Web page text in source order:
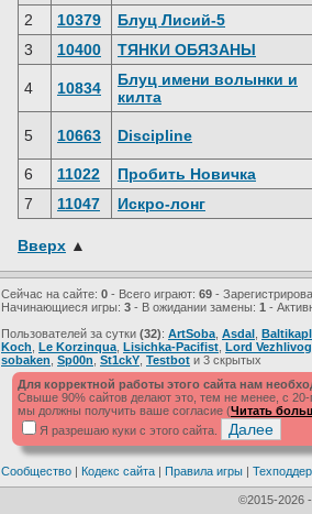
2
10379 Блуц Лисий-5
3
10400 ТЯНКИ ОБЯЗАНЫ
4 10834
Блуц имени волынки и
килта
5 10663 Discipline
6 11022 Пробить Новичка
7
11047 Искро-лонг
Вверх ▲
Сейчас на сайте: 0 - Всего играют: 69 -
Начинающиеся игры: 3 - В ожидании замены: 1 -
Пользователей за сутки (32): ArtSoba Asdal
Koch Le Korzinqua Lisichka-Pacifist Lord
sobaken Sp00n St1ckY Testbot и 3 скрытых
Для корректной работы этого сайта нам
Свыше 90% сайтов делают это, тем не менее, с 20-
мы должны получить ваше согласие (Читать
Я разрешаю куки с этого сайта.
Сообщество | Кодекс сайта | Правила игры |
©2015-2026